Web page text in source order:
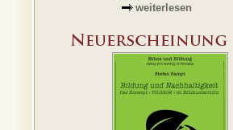
weiterlesen